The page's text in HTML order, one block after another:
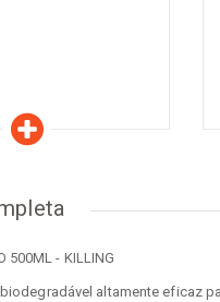
500ML - KILLING
altamente eficaz